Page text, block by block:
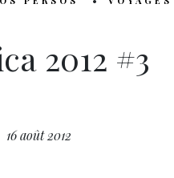
2012 #3
16 août 2012